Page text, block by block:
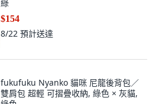
8/22
fukufuku Nyanko 貓咪 尼龍後背包／
綠色
$388